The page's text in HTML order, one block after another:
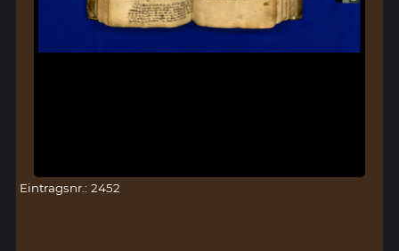
Eintragsnr.: 2452